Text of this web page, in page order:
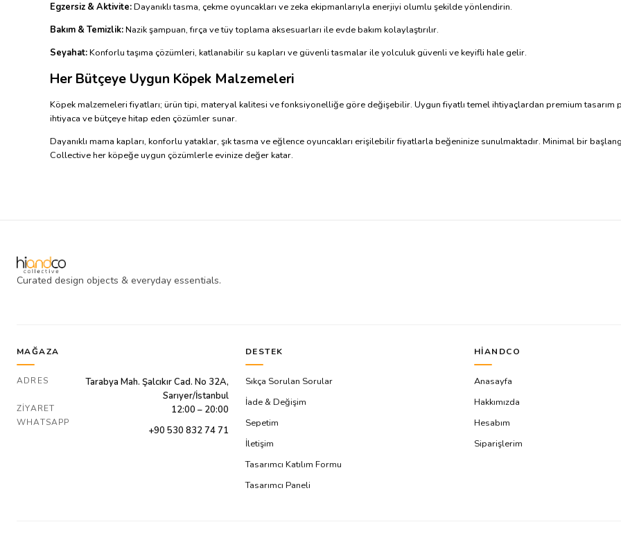
Egzersiz & Aktivite:Dayanıklı tasma, çekme oyuncakları ve zeka ekipmanlarıyla enerjiyi olumlu şekilde yönlendirin.
Bakım & Temizlik:Nazik şampuan, fırça ve tüy toplama aksesuarları ile evde bakım kolaylaştırılır.
Seyahat:Konforlu taşıma çözümleri, katlanabilir su kapları ve güvenli tasmalar ile yolculuk güvenli ve keyifli hale gelir.
Her Bütçeye Uygun Köpek Malzemeleri
Köpek malzemeleri fiyatları; ürün tipi, materyal kalitesi ve fonksiyonelliğe göre değişebilir. Uygun fiyatlı temel ihtiyaçlardan premium tasarım
ihtiyaca ve bütçeye hitap eden çözümler sunar.
Dayanıklı mama kapları, konforlu yataklar, şık tasma ve eğlence oyuncakları erişilebilir fiyatlarla beğeninize sunulmaktadır. Minimal bir
Collective her köpeğe uygun çözümlerle evinize değer katar.
Curated design objects & everyday essentials.
MAĞAZA
ADRES
Tarabya Mah. Şalcıkır Cad. No 32A,
Sarıyer/İstanbul
ZIYARET 12:00 – 20:00
WHATSAPP
+90 530 832 74 71
DESTEK
Sıkça Sorulan Sorular
İade & Değişim
Sepetim
İletişim
Tasarımcı Katılım Formu
Tasarımcı Paneli
HIANDCO
Anasayfa
Hakkımızda
Hesabım
Siparişlerim